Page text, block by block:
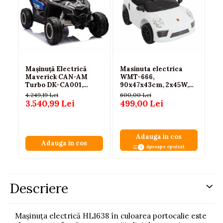
Mașinuță Electrică
Maverick CAN-AM
Turbo DK-CA001,
Albastru-Gri Lăcuit
4.249,19 Lei
3.540,99 Lei
Adauga in cos
Masinuta electrica
WMT-666,
90x47x43cm, 2x45W,
cu telecomanda, alba, 3
ani+
600,00 Lei
499,00 Lei
Adauga in cos
Aproape epuizat
Descriere
Mașinuța electrică HL1638 în culoarea portocalie este